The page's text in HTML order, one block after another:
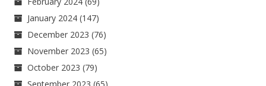
January 2024 (147)
December 2023 (76)
November 2023 (65)
October 2023 (79)
September 2023 (65)